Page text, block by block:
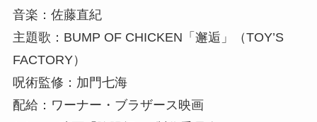
音楽：佐藤直紀
主題歌：BUMP OF CHICKEN「邂逅」（TOY’S
FACTORY）
呪術監修：加門七海
配給：ワーナー・ブラザース映画